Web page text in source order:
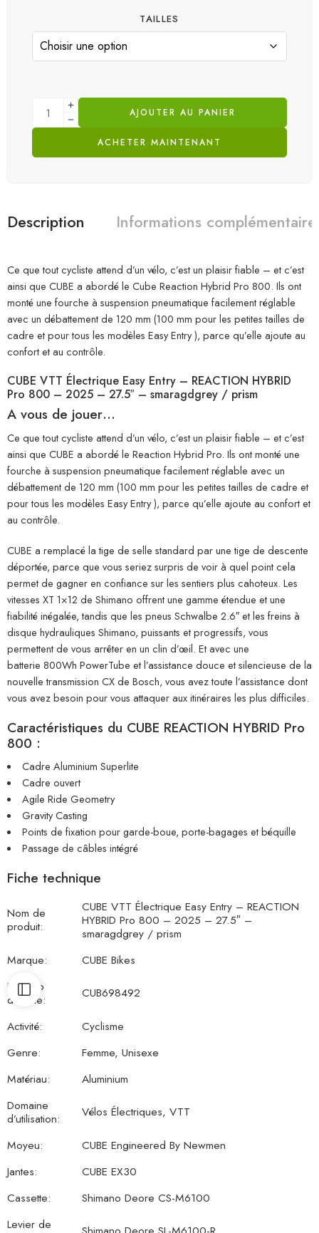
TAILLES
AJOUTER AU PANIER
ACHETER MAINTENANT
Description Informations
Ce que tout cycliste attend d’un vélo, c’est un plaisir fiable – et c’est
ainsi que CUBE a abordé le Cube Reaction Hybrid Pro 800. Ils ont
monté une fourche à suspension pneumatique facilement réglable
avec un débattement de 120 mm (100 mm pour les petites tailles de
cadre et pour tous les modèles Easy Entry ), parce qu’elle ajoute au
confort et au contrôle.
CUBE VTT Électrique Easy Entry – REACTION HYBRID
Pro 800 – 2025 – 27.5″ – smaragdgrey / prism
A vous de jouer…
Ce que tout cycliste attend d’un vélo, c’est un plaisir fiable – et c’est
ainsi que CUBE a abordé le Reaction Hybrid Pro. Ils ont monté une
fourche à suspension pneumatique facilement réglable avec un
débattement de 120 mm (100 mm pour les petites tailles de cadre et
pour tous les modèles Easy Entry ), parce qu’elle ajoute au confort et
au contrôle.
CUBE a remplacé la tige de selle standard par une tige de descente
déportée, parce que vous seriez surpris de voir à quel point cela
permet de gagner en confiance sur les sentiers plus cahoteux. Les
vitesses XT 1×12 de Shimano offrent une gamme étendue et une
fiabilité inégalée, tandis que les pneus Schwalbe 2.6″ et les freins à
disque hydrauliques Shimano, puissants et progressifs, vous
permettent de vous arrêter en un clin d’œil. Et avec une
batterie 800Wh PowerTube et l’assistance douce et silencieuse de la
nouvelle transmission CX de Bosch, vous avez toute l’assistance dont
vous avez besoin pour vous attaquer aux itinéraires les plus difficiles.
Caractéristiques du CUBE REACTION HYBRID Pro
800 :
Cadre Aluminium Superlite
Cadre ouvert
Agile Ride Geometry
Gravity Casting
Points de fixation pour garde-boue, porte-bagages et béquille
Passage de câbles intégré
Fiche technique
Nom de
produit:
CUBE VTT Électrique Easy Entry – REACTION
HYBRID Pro 800 – 2025 – 27.5″ –
smaragdgrey / prism
Marque:
CUBE Bikes
Numéro
d’article:
CUB698492
Activité:
Cyclisme
Genre:
Femme, Unisexe
Matériau:
Aluminium
Domaine
d’utilisation:
Vélos Électriques, VTT
Moyeu:
CUBE Engineered By Newmen
Jantes:
CUBE EX30
Cassette:
Shimano Deore CS-M6100
Levier de